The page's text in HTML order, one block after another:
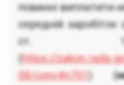
повинні виплатити
середній заробіток
ст.
(https://
08/conv#n701
) (